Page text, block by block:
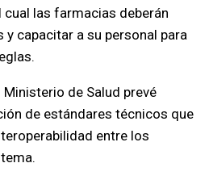
las farmacias deberán
capacitar a su personal para
de Salud prevé
de estándares técnicos que
entre los